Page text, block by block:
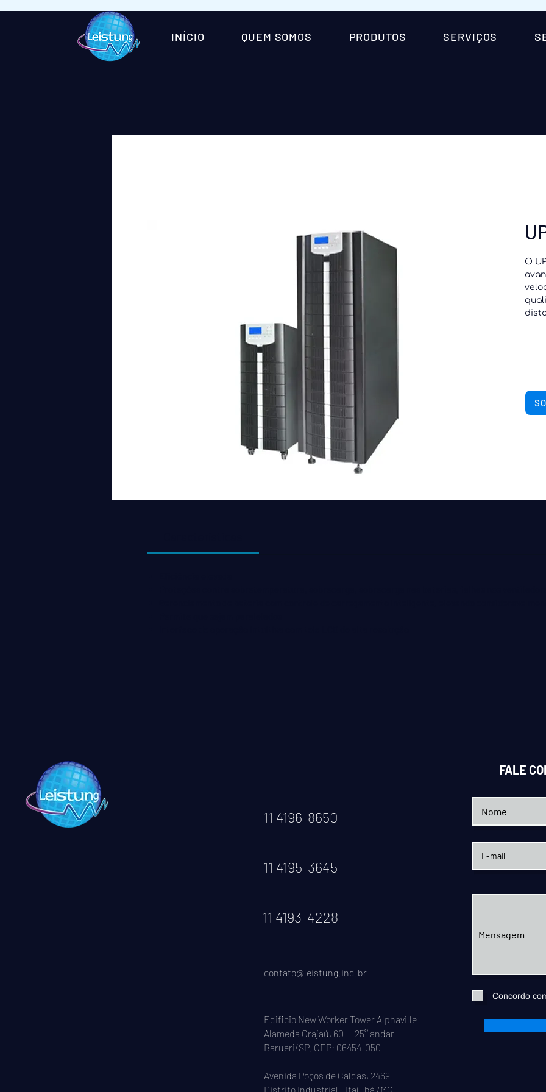
INÍCIO QUEM SOMOS PRODUTOS SERVIÇOS
O
FALE
11 4196-8650
11 4195-3645
11 4193-4228
contato@leistung.ind.br
Edificio New Worker Tower Alphaville
Alameda Grajaú, 60 - 25° andar
Barueri/SP. CEP: 06454-050
Avenida Poços de Caldas, 2469
Distrito Industrial - Itajubá /MG
Concordo